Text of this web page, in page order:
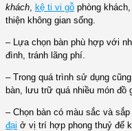
khách
kệ ti vi gỗ phòng
thiện không gian sống.
– Lựa chọn bàn phù hợp với
đình, tránh lãng phí.
– Trong quá trình sử dụng
bàn, lưu trữ quá nhiều món đồ
– Chọn bàn có màu sắc và sắp
đại ở vị trí hợp phong thuỷ để